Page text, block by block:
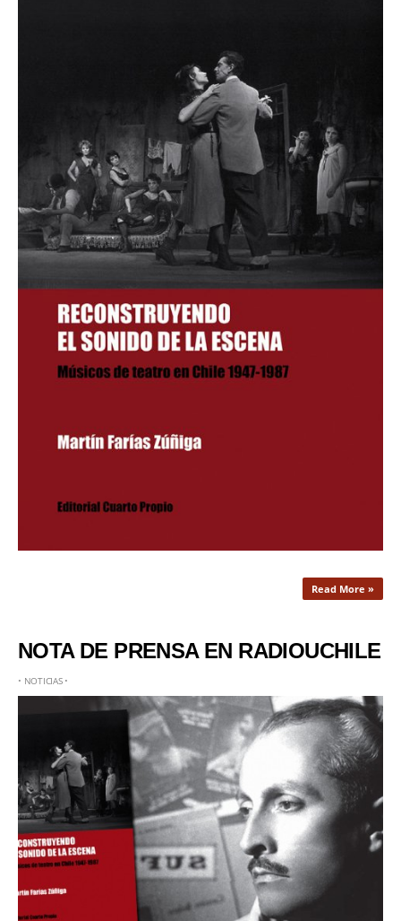
Read More »
NOTA DE PRENSA EN RADIOUCHILE
• NOTICIAS•